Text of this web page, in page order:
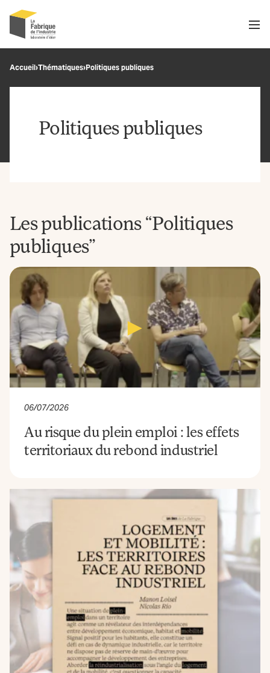
Recherche
Accueil›Thématiques›Politiques publiques
Politiques publiques
Les publications “Politiques
publiques”
06/07/2026
Au risque du plein emploi : les effets
territoriaux du rebond industriel